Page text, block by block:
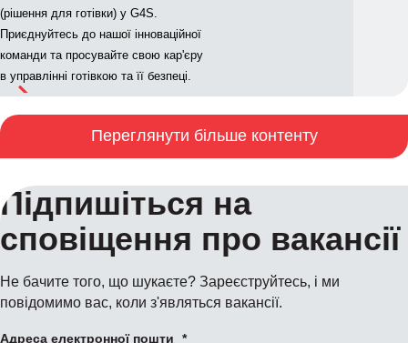
(рішення для готівки) у G4S.
Приєднуйтесь до нашої інноваційної
команди та просувайте свою кар'єру
в управлінні готівкою та її безпеці.
Переглянути більше контенту
Підпишіться на
сповіщення про вакансії
Не бачите того, що шукаєте? Зареєструйтесь, і ми
повідомимо вас, коли з'являться вакансії.
Адреса електронної пошти